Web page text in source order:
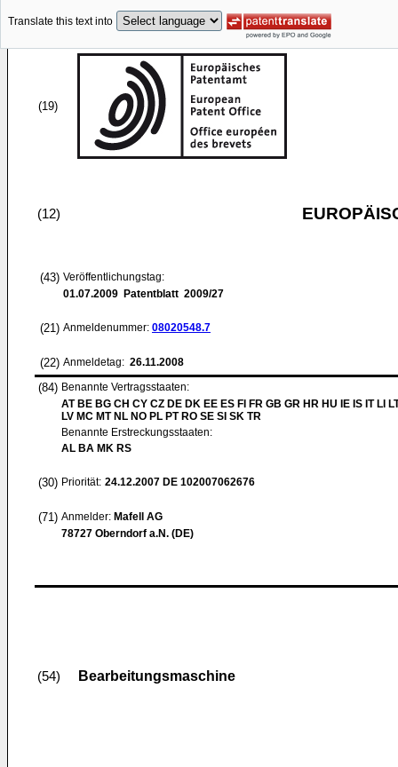
Translate this text into
(19)
(12)
(43) Veröffentlichungstag:
01.07.2009 Patentblatt 2009/27
(21) Anmeldenummer: 08020548.7
(22) Anmeldetag: 26.11.2008
(84) Benannte Vertragsstaaten:
AT BE BG CH CY CZ DE DK EE ES FI FR GB GR HR HU IE IS IT LI
LV MC MT NL NO PL PT RO SE SI SK TR
Benannte Erstreckungsstaaten:
AL BA MK RS
(30) Priorität: 24.12.2007 DE 102007062676
(71) Anmelder: Mafell AG
78727 Oberndorf a.N. (DE)
(54) Bearbeitungsmaschine